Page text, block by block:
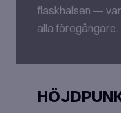
flaskhalsen —
alla föregångare.